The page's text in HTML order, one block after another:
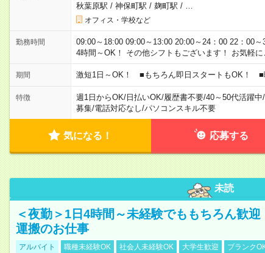
秋葉原駅 / 神保町駅 / 麹町駅 /
オフィス・学校など
勤務時間
09:00～18:00 09:00～13:00 20:00～24：00 22：00
4時間～OK！ その他シフトもございます！ お気軽に
期間 激短1日～OK！ ■もちろん即日スタートもOK！ ■
特徴 週1日からOK/日払いOK/履歴書不要/40～50代活躍中/
募集/電話対応なし/パソコンスキル不要
気になる！ 応募する
未読
＜夜勤＞1日4時間～未経験でももちろん歓
運搬のお仕事
アルバイト 職種未経験OK 社会人未経験OK 大学生歓迎 ブランク